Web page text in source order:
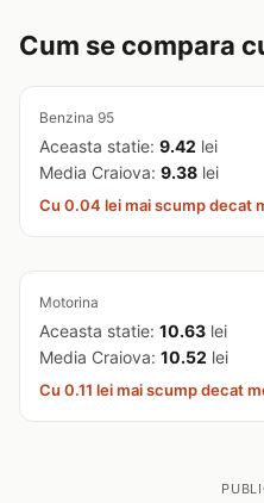
Cum se compara
Benzina 95
Aceasta statie: 9.42 lei
Media Craiova: 9.38 lei
Cu 0.04 lei mai scump decat
Motorina
Aceasta statie: 10.63 lei
Media Craiova: 10.52 lei
Cu 0.11 lei mai scump decat